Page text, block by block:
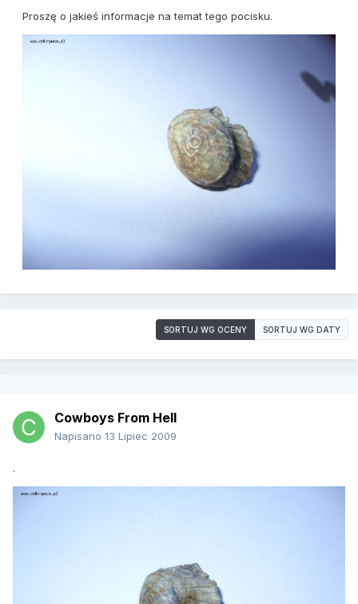
Proszę o jakieś informacje na temat tego pocisku.
SORTUJ WG OCENY SORTUJ WG DATY
Cowboys From Hell
Napisano 13 Lipiec 2009
.